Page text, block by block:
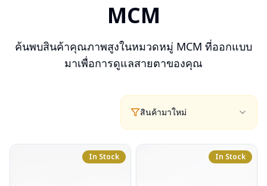
MCM
ค้นพบสินค้าคุณภาพสูงในหมวดหมู่ MCM ที่ออกแบบ
มาเพื่อการดูแลสายตาของคุณ
สินค้ามาใหม่
In Stock In Stock